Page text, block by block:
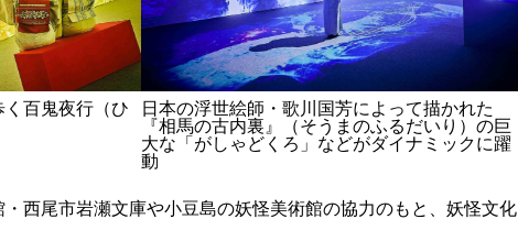
百鬼夜行（ひ
日本の浮世絵師・歌川国芳によって描かれた
『相馬の古内裏』（そうまのふるだいり）の巨
大な「がしゃどくろ」などがダイナミックに躍
動
西尾市岩瀬文庫や小豆島の妖怪美術館の協力のもと、妖怪文化